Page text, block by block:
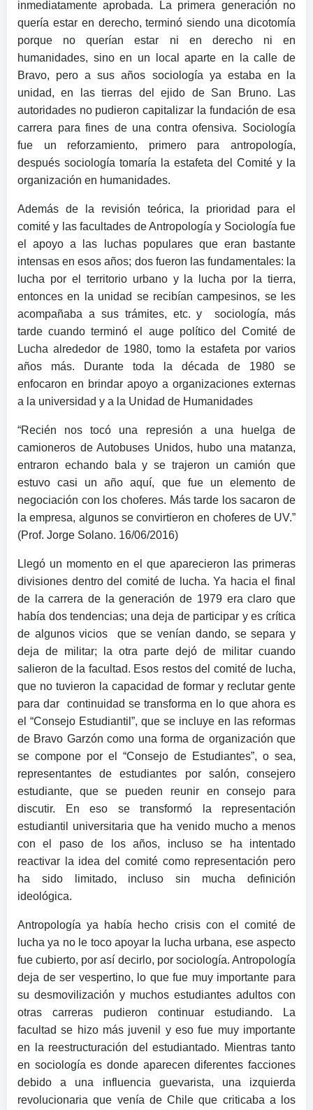
inmediatamente aprobada. La primera generación no
quería estar en derecho, terminó siendo una dicotomía
porque no querían estar ni en derecho ni en
humanidades, sino en un local aparte en la calle de
Bravo, pero a sus años sociología ya estaba en la
unidad, en las tierras del ejido de San Bruno. Las
autoridades no pudieron capitalizar la fundación de esa
carrera para fines de una contra ofensiva. Sociología
fue un reforzamiento, primero para antropología,
después sociología tomaría la estafeta del Comité y la
organización en humanidades.
Además de la revisión teórica, la prioridad para el
comité y las facultades de Antropología y Sociología fue
el apoyo a las luchas populares que eran bastante
intensas en esos años; dos fueron las fundamentales: la
lucha por el territorio urbano y la lucha por la tierra,
entonces en la unidad se recibían campesinos, se les
acompañaba a sus trámites, etc. y sociología, más
tarde cuando terminó el auge político del Comité de
Lucha alrededor de 1980, tomo la estafeta por varios
años más. Durante toda la década de 1980 se
enfocaron en brindar apoyo a organizaciones externas
a la universidad y a la Unidad de Humanidades
“Recién nos tocó una represión a una huelga de
camioneros de Autobuses Unidos, hubo una matanza,
entraron echando bala y se trajeron un camión que
estuvo casi un año aquí, que fue un elemento de
negociación con los choferes. Más tarde los sacaron de
la empresa, algunos se convirtieron en choferes de UV.”
(Prof. Jorge Solano. 16/06/2016)
Llegó un momento en el que aparecieron las primeras
divisiones dentro del comité de lucha. Ya hacia el final
de la carrera de la generación de 1979 era claro que
había dos tendencias; una deja de participar y es crítica
de algunos vicios que se venían dando, se separa y
deja de militar; la otra parte dejó de militar cuando
salieron de la facultad. Esos restos del comité de lucha,
que no tuvieron la capacidad de formar y reclutar gente
para dar continuidad se transforma en lo que ahora es
el “Consejo Estudiantil”, que se incluye en las reformas
de Bravo Garzón como una forma de organización que
se compone por el “Consejo de Estudiantes”, o sea,
representantes de estudiantes por salón, consejero
estudiante, que se pueden reunir en consejo para
discutir. En eso se transformó la representación
estudiantil universitaria que ha venido mucho a menos
con el paso de los años, incluso se ha intentado
reactivar la idea del comité como representación pero
ha sido limitado, incluso sin mucha definición
ideológica.
Antropología ya había hecho crisis con el comité de
lucha ya no le toco apoyar la lucha urbana, ese aspecto
fue cubierto, por así decirlo, por sociología. Antropología
deja de ser vespertino, lo que fue muy importante para
su desmovilización y muchos estudiantes adultos con
otras carreras pudieron continuar estudiando. La
facultad se hizo más juvenil y eso fue muy importante
en la reestructuración del estudiantado. Mientras tanto
en sociología es donde aparecen diferentes facciones
debido a una influencia guevarista, una izquierda
revolucionaria que venía de Chile que criticaba a los